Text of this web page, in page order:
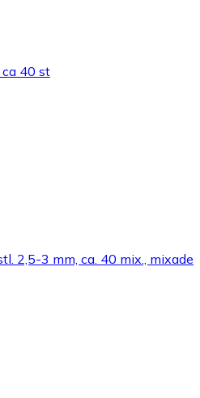
40 st
2,5-3 mm, ca. 40 mix., mixade